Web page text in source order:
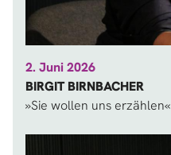
2. Juni 2026
BIRGIT BIRNBACHER
»Sie wollen uns erzählen«